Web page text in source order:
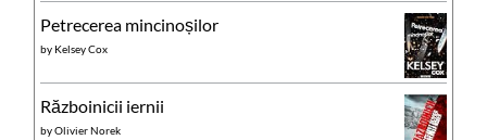
Petrecerea mincinoșilor
by Kelsey Cox
Războinicii iernii
byOlivier Norek